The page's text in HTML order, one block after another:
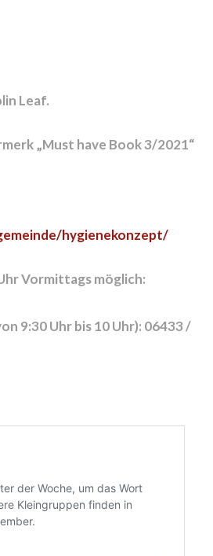
Leaf.
„Must have Book 3/2021“
hygienekonzept/
Vormittags möglich:
9:30 Uhr bis 10 Uhr): 06433 /